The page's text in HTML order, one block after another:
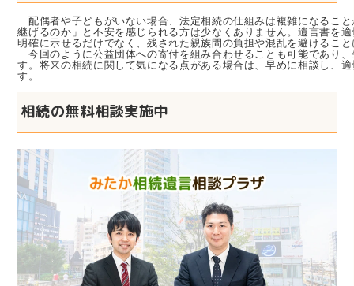
配偶者や子どもがいない場合、法定相続の仕組みは複雑になるこ
継げるのか」と不安を感じられる方は少なくありません。遺言書を
明確に示せるだけでなく、残された親族間の負担や混乱を避けるこ
今回のように公益団体への寄付を組み合わせることも可能であり
す。将来の相続に関して気になる点がある場合は、早めに相談し、
す。
相続の無料相談実施中